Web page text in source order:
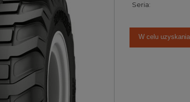
Seria:
W celu